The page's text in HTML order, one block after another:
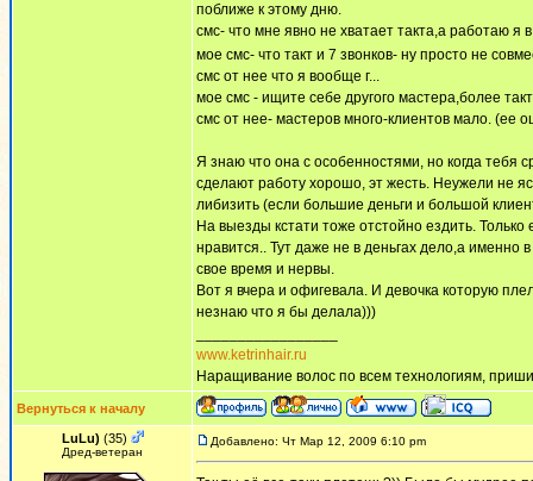
поближе к этому дню.
смс- что мне явно не хватает такта,а работаю я
мое смс- что такт и 7 звонков- ну просто не
смс от нее что я вообще г...
мое смс - ищите себе другого мастера,более
смс от нее- мастеров много-клиентов мало. (ее
Я знаю что она с особенностями, но когда тебя
сделают работу хорошо, эт жесть. Неужели не
либизить (если большие деньги и большой
На выезды кстати тоже отстойно ездить.
нравится.. Тут даже не в деньгах дело,а именно
свое время и нервы.
Вот я вчера и офигевала. И девочка которую
незнаю что я бы делала)))
www.ketrinhair.ru
Наращивание волос по всем технологиям,
Вернуться к началу
LuLu) (35)
Дред-ветеран
Добавлено: Чт Мар 12, 2009 6:10 pm